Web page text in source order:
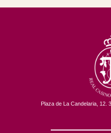
Plaza de La Candelaria, 12.